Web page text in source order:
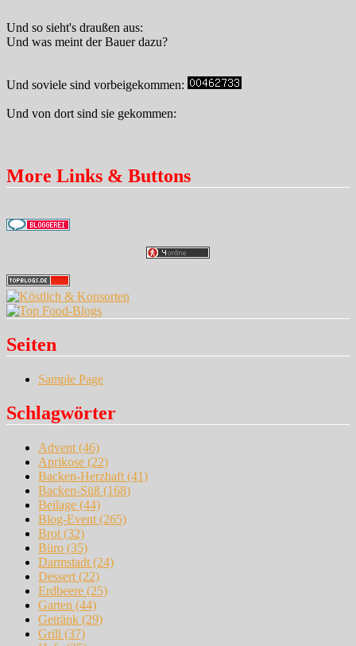
Und so sieht's draußen aus:
Und was meint der Bauer dazu?
Und soviele sind vorbeigekommen:
Und von dort sind sie gekommen:
More Links & Buttons
Seiten
Sample Page
Schlagwörter
Advent (46)
Aprikose (22)
Backen-Herzhaft (41)
Backen-Süß (168)
Beilage (44)
Blog-Event (265)
Brot (32)
Büro (35)
Darmstadt (24)
Dessert (22)
Erdbeere (25)
Garten (44)
Getränk (29)
Grill (37)